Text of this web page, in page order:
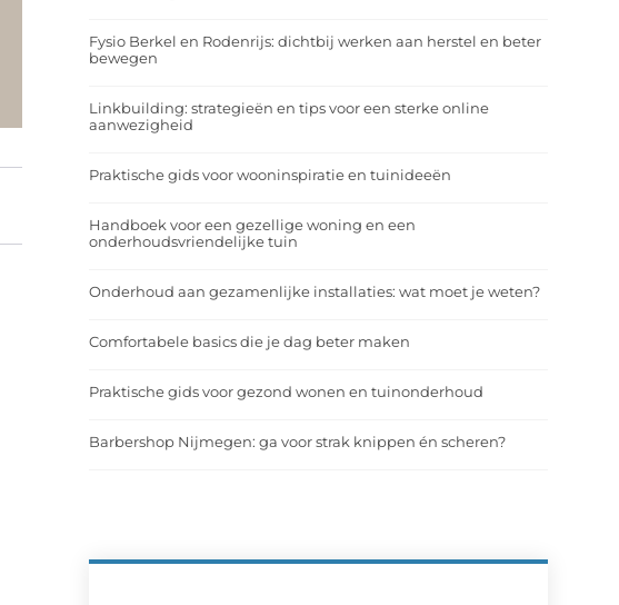
Fysio Berkel en Rodenrijs: dichtbij werken aan herstel en beter
bewegen
Linkbuilding: strategieën en tips voor een sterke online
aanwezigheid
Praktische gids voor wooninspiratie en tuinideeën
Handboek voor een gezellige woning en een
onderhoudsvriendelijke tuin
Onderhoud aan gezamenlijke installaties: wat moet je weten?
Comfortabele basics die je dag beter maken
Praktische gids voor gezond wonen en tuinonderhoud
Barbershop Nijmegen: ga voor strak knippen én scheren?